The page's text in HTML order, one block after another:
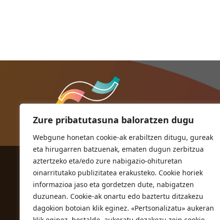
Zure pribatutasuna baloratzen dugu
Webgune honetan cookie-ak erabiltzen ditugu, gureak
eta hirugarren batzuenak, ematen dugun zerbitzua
aztertzeko eta/edo zure nabigazio-ohituretan
oinarritutako publizitatea erakusteko. Cookie horiek
informazioa jaso eta gordetzen dute, nabigatzen
duzunean. Cookie-ak onartu edo baztertu ditzakezu
dagokion botoian klik eginez. «Pertsonalizatu» aukeran
ORIOKO UDALA
Herriko plaza,1
20810 Orio (Gipuzkoa)
T. 943 83 03 46